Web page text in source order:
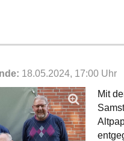
18.05.2024, 17:00 Uhr
Mit